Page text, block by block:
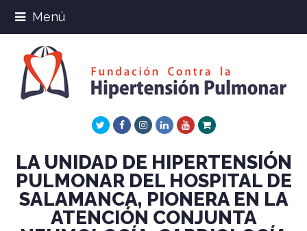
Menú
TwitterFacebookInstagram
LinkedInYoutube
Xing
LA UNIDAD DE HIPERTENSIÓN
PULMONAR DEL HOSPITAL DE
SALAMANCA, PIONERA EN LA
ATENCIÓN CONJUNTA